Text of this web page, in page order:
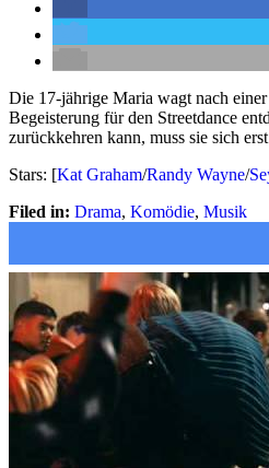
Die 17-jährige Maria wagt nach
Begeisterung für den Streetdance
zurückkehren kann, muss sie sich
Stars: [Kat Graham/Randy Wayne/
Filed in: Drama, Komödie, Musik